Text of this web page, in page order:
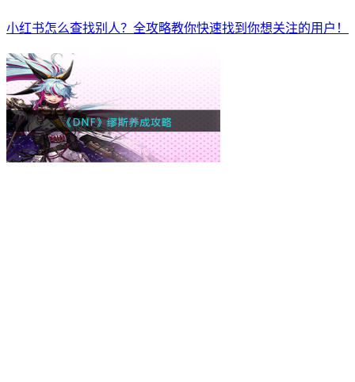
小红书怎么查找别人？全攻略教你快速找到你想关注的用户！